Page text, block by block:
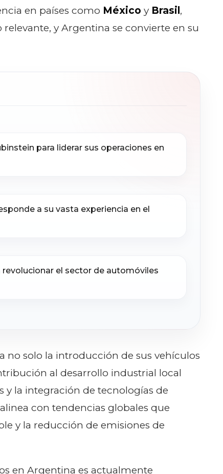
en países como México y Brasil ,
y Argentina se convierte en su
para liderar sus operaciones en
a su vasta experiencia en el
revolucionar el sector de automóviles
no solo la introducción de sus vehículos
al desarrollo industrial local
y la integración de tecnologías de
con tendencias globales que
y la reducción de emisiones de
en Argentina es actualmente